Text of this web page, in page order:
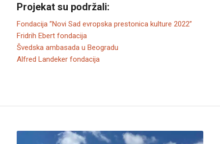
Projekat su podržali:
Fondacija ”Novi Sad evropska prestonica kulture 2022”
Fridrih Ebert fondacija
Švedska ambasada u Beogradu
Alfred Landeker fondacija